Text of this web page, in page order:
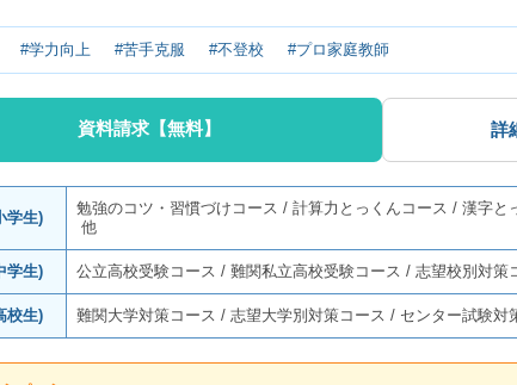
#学力向上 #苦手克服 #不登校 #プロ家庭教師
資料請求【無料】 詳
学生)
勉強のコツ・習慣づけコース /計算力とっくんコース /漢字と
他
学生) 公立高校受験コース /難関私立高校受験コース /志望校別対策
校生) 難関大学対策コース /志望大学別対策コース /センター試験対